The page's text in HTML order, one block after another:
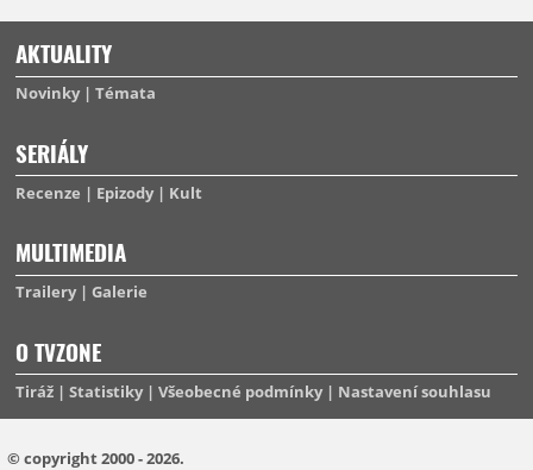
AKTUALITY
Novinky Témata
SERIÁLY
Recenze Epizody Kult
MULTIMEDIA
Trailery Galerie
O TVZONE
Tiráž Statistiky Všeobecné podmínky Nastavení souhlasu
© copyright 2000 - 2026.